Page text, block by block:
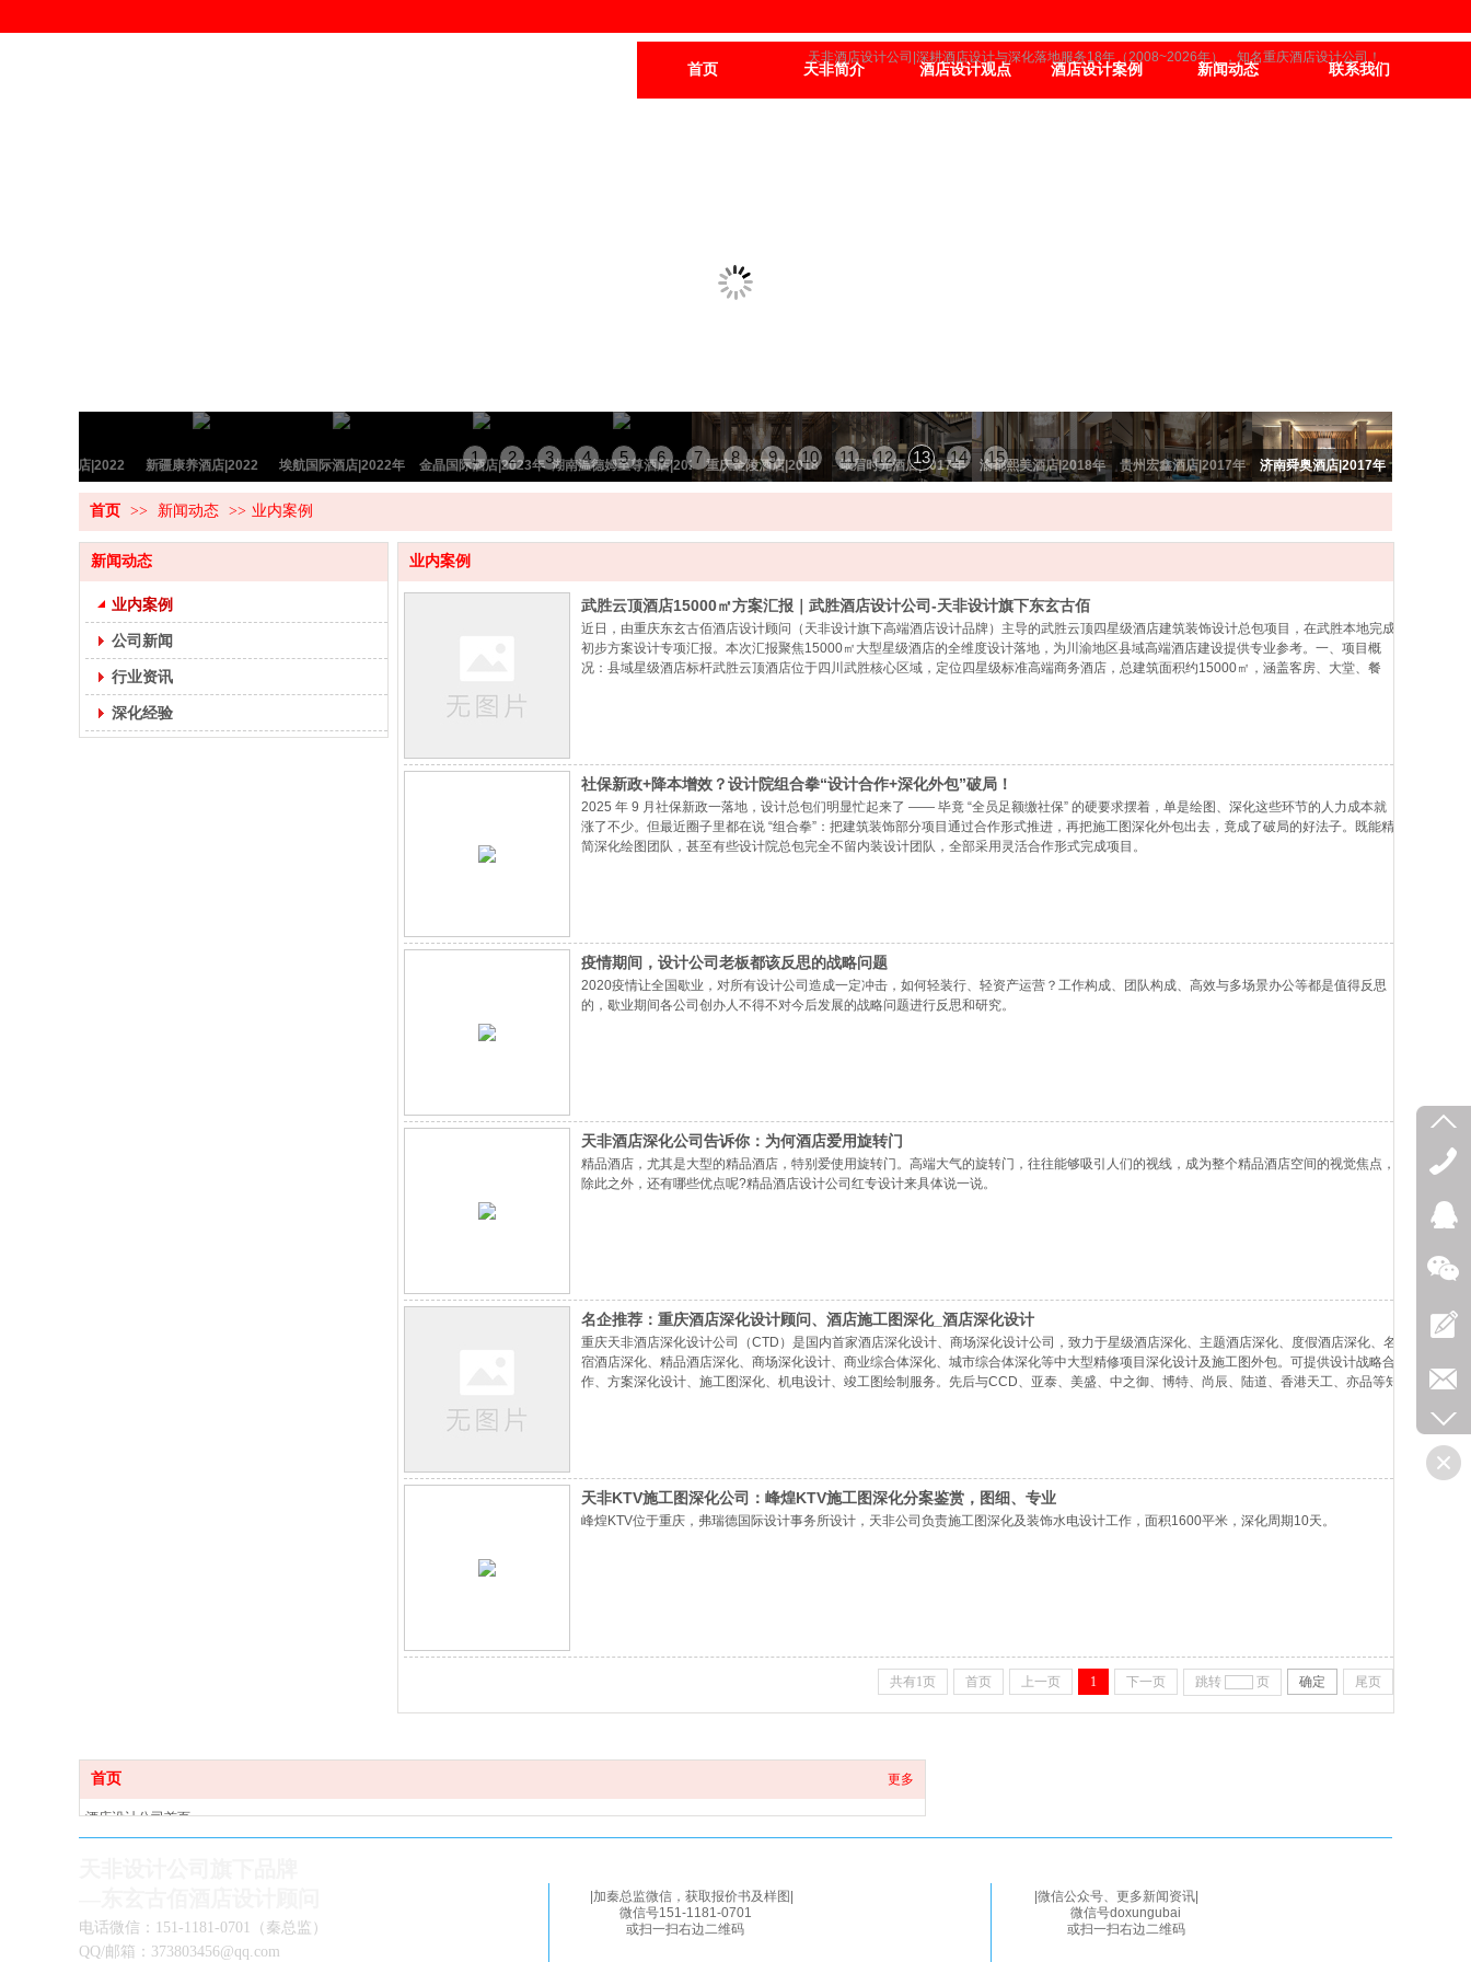
天非酒店设计公司 |深耕酒店设计与深化落地服务18年（2008~2026年） ，知名重庆酒店设计公司 ！
首页 天非简介 酒店设计观点 酒店设计案例 新闻动态 联系我们
1 2 3 4 5 6 7 8 9 10 11 12 13 14 15
云国际大酒店|2022 新疆康养酒店|2022 埃航国际酒店|2022年 金晶国际酒店|2023年 湖南温德姆至尊酒店|2023年重庆金陵酒店|2018 峨眉时光酒店|2017年 渝都熙美酒店|2018年 贵州宏鑫酒店|2017年 济南舜奥酒店|2017年
首页 >> 新闻动态 >> 业内案例
新闻动态
业内案例
公司新闻
行业资讯
深化经验
业内案例
武胜云顶酒店15000㎡方案汇报｜武胜酒店设计公司-天非设计旗下东玄古佰
近日，由重庆东玄古佰酒店设计顾问（天非设计旗下高端酒店设计品牌）主导的武胜云顶四星级酒店建筑装饰设计总包项目，在武胜本地完成
初步方案设计专项汇报。本次汇报聚焦15000㎡大型星级酒店的全维度设计落地，为川渝地区县域高端酒店建设提供专业参考。一、项目概
况：县域星级酒店标杆武胜云顶酒店位于四川武胜核心区域，定位四星级标准高端商务酒店，总建筑面积约15000㎡，涵盖客房、大堂、餐
社保新政+降本增效？设计院组合拳“设计合作+深化外包”破局！
2025 年 9 月社保新政一落地，设计总包们明显忙起来了 —— 毕竟 “全员足额缴社保” 的硬要求摆着，单是绘图、深化这些环节的人力成本就
涨了不少。但最近圈子里都在说 “组合拳”：把建筑装饰部分项目通过合作形式推进，再把施工图深化外包出去，竟成了破局的好法子。既能精
简深化绘图团队，甚至有些设计院总包完全不留内装设计团队，全部采用灵活合作形式完成项目。
疫情期间，设计公司老板都该反思的战略问题
2020疫情让全国歇业，对所有设计公司造成一定冲击，如何轻装行、轻资产运营？工作构成、团队构成、高效与多场景办公等都是值得反思
的，歇业期间各公司创办人不得不对今后发展的战略问题进行反思和研究。
天非酒店深化公司告诉你：为何酒店爱用旋转门
精品酒店，尤其是大型的精品酒店，特别爱使用旋转门。高端大气的旋转门，往往能够吸引人们的视线，成为整个精品酒店空间的视觉焦点，
除此之外，还有哪些优点呢?精品酒店设计公司红专设计来具体说一说。
名企推荐：重庆酒店深化设计顾问、酒店施工图深化_酒店深化设计
重庆天非酒店深化设计公司（CTD）是国内首家酒店深化设计、商场深化设计公司，致力于星级酒店深化、主题酒店深化、度假酒店深化、名
宿酒店深化、精品酒店深化、商场深化设计、商业综合体深化、城市综合体深化等中大型精修项目深化设计及施工图外包。可提供设计战略合
作、方案深化设计、施工图深化、机电设计、竣工图绘制服务。先后与CCD、亚泰、美盛、中之御、博特、尚辰、陆道、香港天工、亦品等知
天非KTV施工图深化公司：峰煌KTV施工图深化分案鉴赏，图细、专业
峰煌KTV位于重庆，弗瑞德国际设计事务所设计，天非公司负责施工图深化及装饰水电设计工作，面积1600平米，深化周期10天。
共有1页 首页 上一页 1 下一页 跳转 页 确定 尾页
首页 更多
酒店设计公司首页
酒店设计公司新闻
重庆酒店设计公司
电话微信：151-1181-0701（秦总监）
QQ/邮箱：373803456@qq.com
|加秦总监微信，获取报价书及样图|
微信号151-1181-0701
或扫一扫右边二维码
|微信公众号、更多新闻资讯|
微信号doxungubai
或扫一扫右边二维码